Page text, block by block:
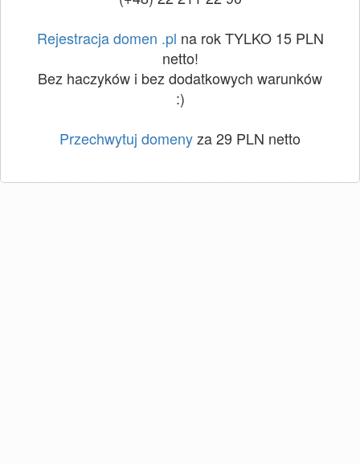
Rejestracja domen .pl na rok TYLKO 15 PLN
netto!
Bez haczyków i bez dodatkowych warunków
:)
Przechwytuj domenyza 29 PLN netto